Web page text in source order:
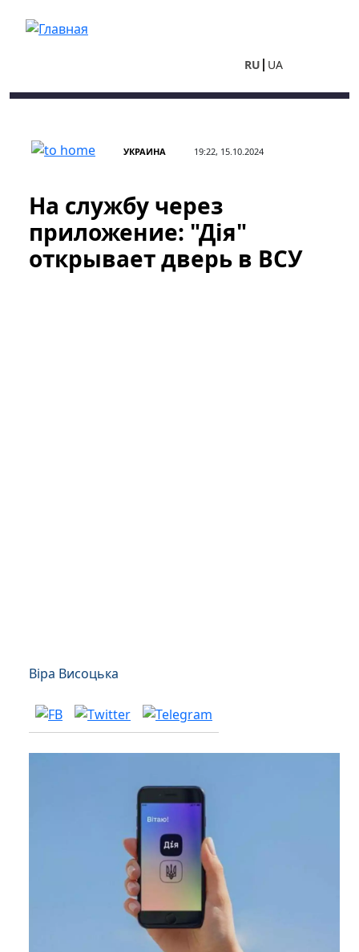
RU UA
УКРАИНА 19:22, 15.10.2024
На службу через
приложение: "Дія"
открывает дверь в ВСУ
Віра Висоцька